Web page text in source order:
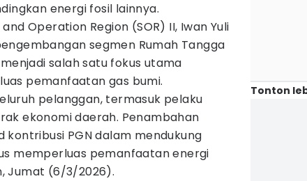
energi fosil lainnya.
Operation Region (SOR) II, Iwan Yuli
segmen Rumah Tangga
salah satu fokus utama
pemanfaatan gas bumi.
pelanggan, termasuk pelaku
ekonomi daerah. Penambahan
kontribusi PGN dalam mendukung
memperluas pemanfaatan energi
Jumat (6/3/2026).
Tonton